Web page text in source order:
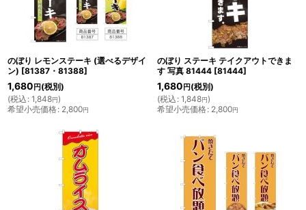
のぼり レモンステーキ (選べるデザイ
ン) [81387・81388]
1,680 円 (税別)
(税込 : 1,848円)
希望小売価格: 2,800円
のぼり ステーキ テイクアウトできま
す 写真 81444 [81444]
1,680 円 (税別)
(税込 : 1,848円)
希望小売価格: 2,800円